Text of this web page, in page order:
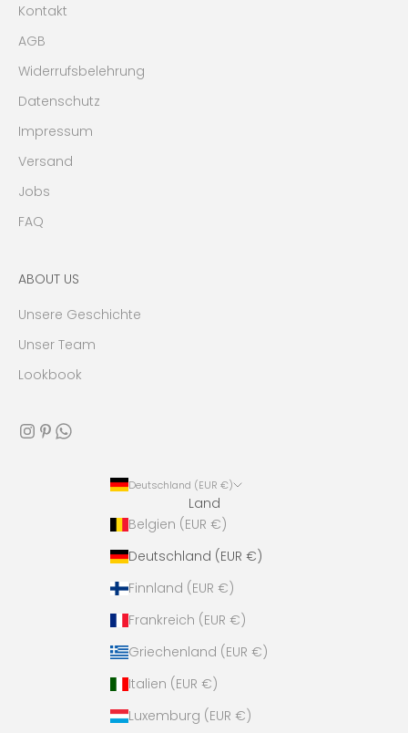
Kontakt
AGB
Widerrufsbelehrung
Datenschutz
Impressum
Versand
Jobs
FAQ
ABOUT US
Unsere Geschichte
Unser Team
Lookbook
Deutschland (EUR €)
Land
Belgien (EUR €)
Deutschland (EUR €)
Finnland (EUR €)
Frankreich (EUR €)
Griechenland (EUR €)
Italien (EUR €)
Luxemburg (EUR €)